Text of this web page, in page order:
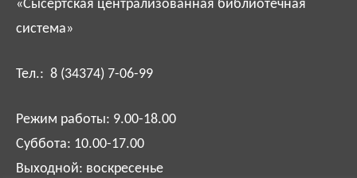
«Сысертская централизованная библиотечная
система»
Тел.: 8 (34374) 7-06-99
Режим работы: 9.00-18.00
Суббота: 10.00-17.00
Выходной: воскресенье